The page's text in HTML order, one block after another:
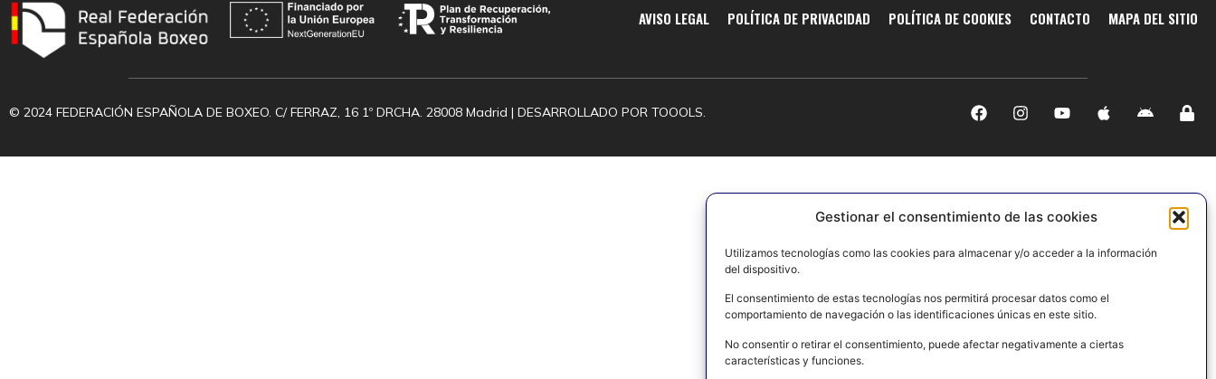
Gestionar el consentimiento de las cookies
Utilizamos tecnologías como las cookies para almacenar y/o acceder a la información
del dispositivo.
El consentimiento de estas tecnologías nos permitirá procesar datos como el
comportamiento de navegación o las identificaciones únicas en este sitio.
No consentir o retirar el consentimiento, puede afectar negativamente a ciertas
características y funciones.
AVISO LEGAL POLÍTICA DE PRIVACIDAD POLÍTICA DE COOKIES CONTACTO MAPA DEL SITIO
© 2024 FEDERACIÓN ESPAÑOLA DE BOXEO. C/ FERRAZ, 16 1º DRCHA. 28008 Madrid | DESARROLLADO POR TOOOLS.